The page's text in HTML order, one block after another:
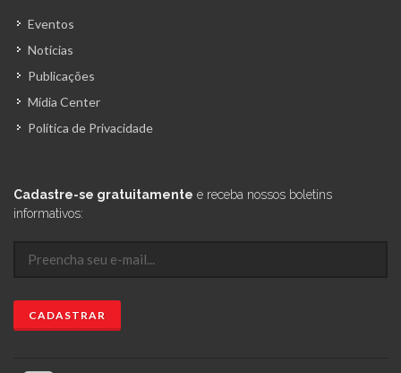
Eventos
Notícias
Publicações
Mídia Center
Política de Privacidade
Cadastre-se gratuitamente e receba nossos boletins
informativos: